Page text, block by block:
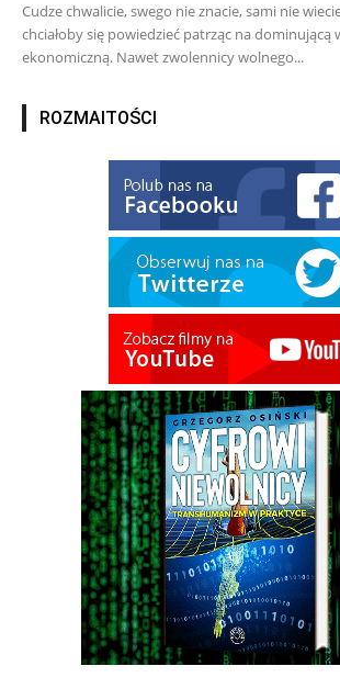
Cudze chwalicie, swego nie znacie, sami nie
chciałoby się powiedzieć patrząc na dominującą
ekonomiczną. Nawet zwolennicy wolnego...
ROZMAITOŚCI